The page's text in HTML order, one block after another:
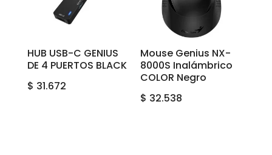
HUB USB-C GENIUS
DE 4 PUERTOS BLACK
$ 31.672
Mouse Genius NX-
8000S Inalámbrico
COLOR Negro
$ 32.538